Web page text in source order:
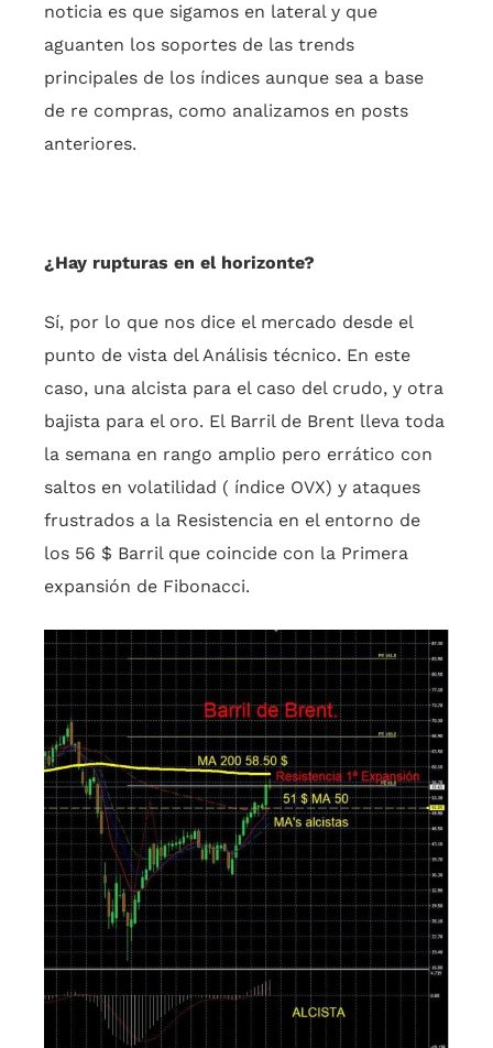
noticia es que sigamos en lateral y que
aguanten los soportes de las trends
principales de los índices aunque sea a base
de re compras, como analizamos en posts
anteriores.
¿Hay rupturas en el horizonte?
Sí, por lo que nos dice el mercado desde el
punto de vista del Análisis técnico. En este
caso, una alcista para el caso del crudo, y otra
bajista para el oro. El Barril de Brent lleva toda
la semana en rango amplio pero errático con
saltos en volatilidad ( índice OVX) y ataques
frustrados a la Resistencia en el entorno de
los 56 $ Barril que coincide con la Primera
expansión de Fibonacci.